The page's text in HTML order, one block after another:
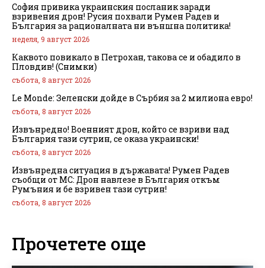
София привика украинския посланик заради
взривения дрон! Русия похвали Румен Радев и
България за рационалната ни външна политика!
неделя, 9 август 2026
Каквото повикало в Петрохан, такова се и обадило в
Пловдив! (Снимки)
събота, 8 август 2026
Le Monde: Зеленски дойде в Сърбия за 2 милиона евро!
събота, 8 август 2026
Извънредно! Военният дрон, който се взриви над
България тази сутрин, се оказа украински!
събота, 8 август 2026
Извънредна ситуация в държавата! Румен Радев
съобщи от МС: Дрон навлезе в България откъм
Румъния и бе взривен тази сутрин!
събота, 8 август 2026
Прочетете още